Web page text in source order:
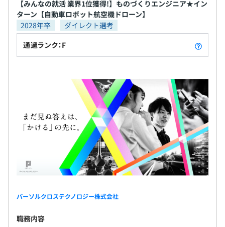
・パーソルクロスカレッジ：社員が企画する研修イベン
ト。一般講座と認定講座の2種類があり、認定講座は各技
術部門から選出された講師により開催される技術講座
・公募型研修＠（アット）：「遊ぶように学ぶ」をコンセ
プトに皆さんの主体的な変化・成長の後押しを目的に実施
・資格取得制度：会社が認めた資格について取得費用を補
モノづくりエンジニア5割／ITエンジニア5割
・資格インセンティブ ・自己啓発支援制度 ・キャリ
アコンサルティング制度
【みんなの就活 業界1位獲得!】ものづくりエンジニア★イン
ターン【自動車ロボット航空機ドローン】
2028年卒
ダイレクト選考
通過ランク：F
パーソルクロステクノロジー株式会社
職務内容